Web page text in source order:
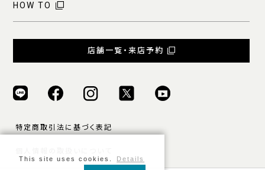
HOW TO
店舗一覧・来店予約
特定商取引法に基づく表記
This site uses cookies. Details